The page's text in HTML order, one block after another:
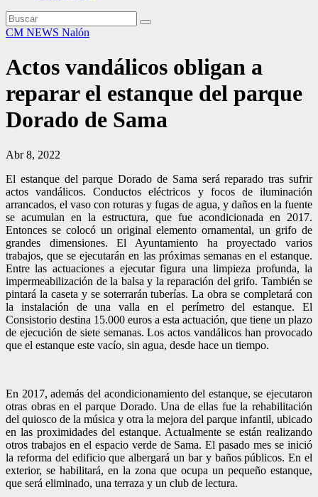
CM NEWS Nalón
Actos vandálicos obligan a
reparar el estanque del parque
Dorado de Sama
Abr 8, 2022
El estanque del parque Dorado de Sama será reparado tras sufrir
actos vandálicos. Conductos eléctricos y focos de iluminación
arrancados, el vaso con roturas y fugas de agua, y daños en la fuente
se acumulan en la estructura, que fue acondicionada en 2017.
Entonces se colocó un original elemento ornamental, un grifo de
grandes dimensiones. El Ayuntamiento ha proyectado varios
trabajos, que se ejecutarán en las próximas semanas en el estanque.
Entre las actuaciones a ejecutar figura una limpieza profunda, la
impermeabilización de la balsa y la reparación del grifo. También se
pintará la caseta y se soterrarán tuberías. La obra se completará con
la instalación de una valla en el perímetro del estanque. El
Consistorio destina 15.000 euros a esta actuación, que tiene un plazo
de ejecución de siete semanas. Los actos vandálicos han provocado
que el estanque este vacío, sin agua, desde hace un tiempo.
En 2017, además del acondicionamiento del estanque, se ejecutaron
otras obras en el parque Dorado. Una de ellas fue la rehabilitación
del quiosco de la música y otra la mejora del parque infantil, ubicado
en las proximidades del estanque. Actualmente se están realizando
otros trabajos en el espacio verde de Sama. El pasado mes se inició
la reforma del edificio que albergará un bar y baños públicos. En el
exterior, se habilitará, en la zona que ocupa un pequeño estanque,
que será eliminado, una terraza y un club de lectura.